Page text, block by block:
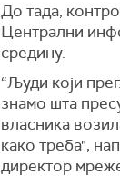
До тада,
Централни
средину.
“Људи који
знамо шта
власника
како треба",
директор